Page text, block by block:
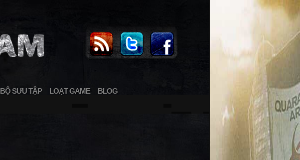
BỘ SƯU TẬP LOẠT GAME BLOG